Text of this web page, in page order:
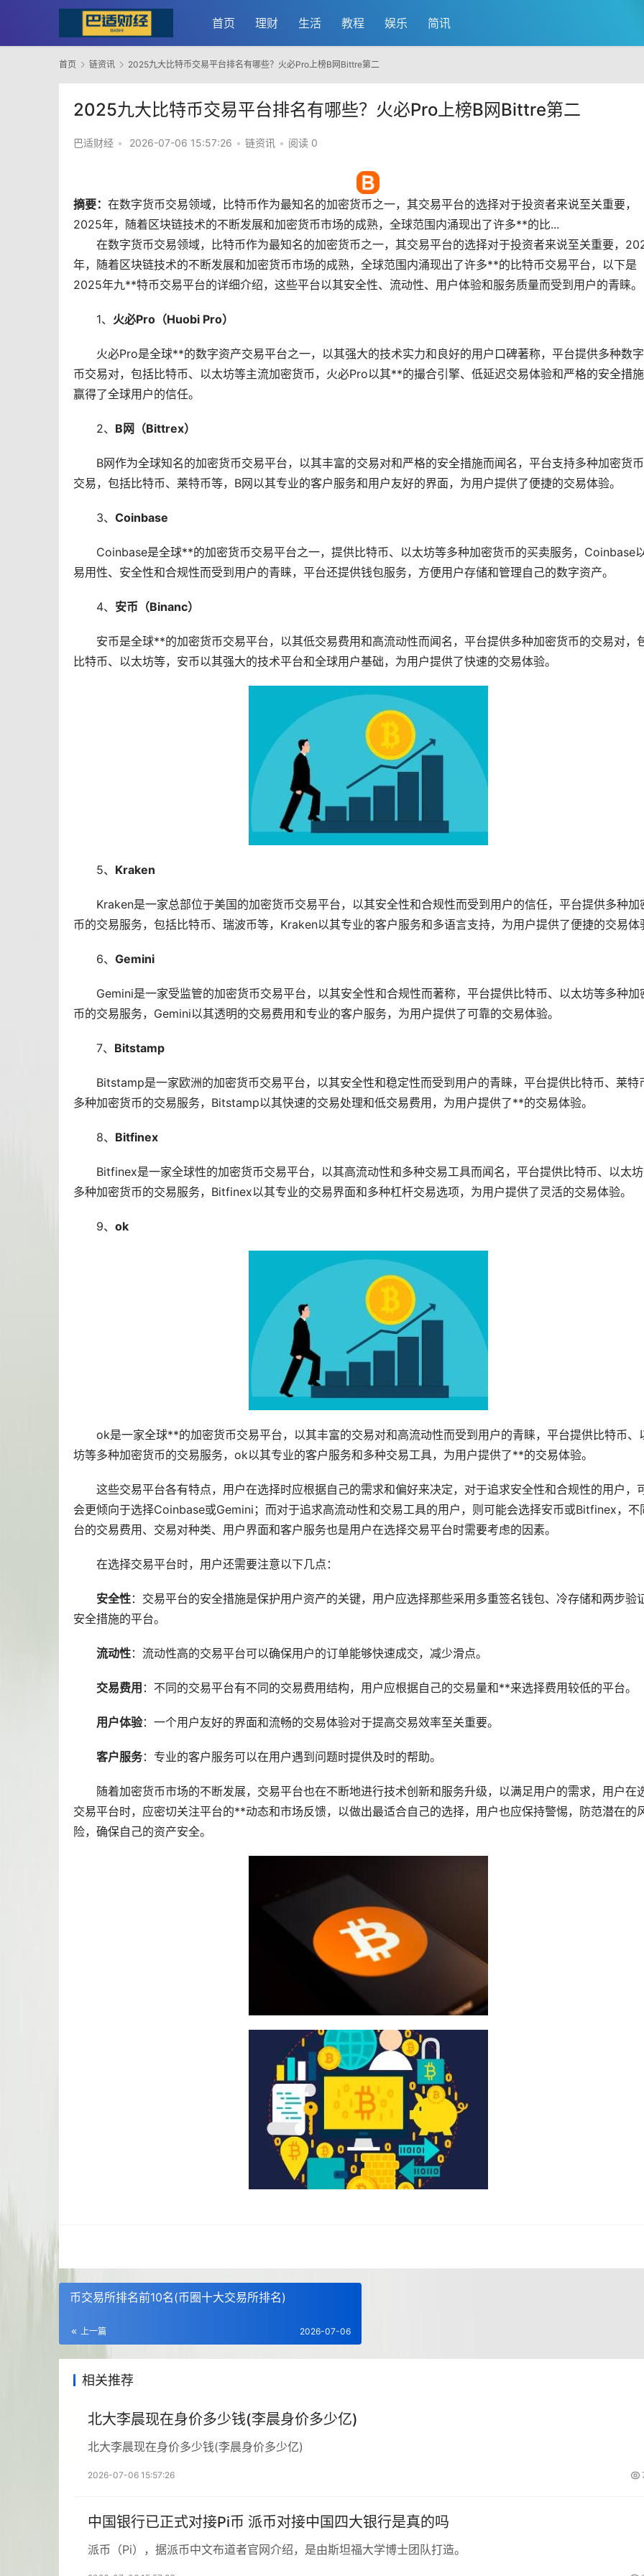
首页 理财 生活 教程 娱乐 简讯
首页 链资讯 2025九大比特币交易平台排名有哪些？火必Pro上榜B网Bittre第二
2025九大比特币交易平台排名有哪些？火必Pro上榜B网Bittre第二
巴适财经 • 2026-07-06 15:57:26 • 链资讯 • 阅读 0
摘要： 在数字货币交易领域， 比特币作为最知名的加密货币之一，其交易平台的选择对于投资者来说至关重要，
2025年，随着区块链技术的不断发展和加密货币市场的成熟，全球范围内涌现出了许多**的比...
在数字货币交易领域，比特币作为最知名的加密货币之一，其交易平台的选择对于投资者来说至关重要，
年，随着区块链技术的不断发展和加密货币市场的成熟，全球范围内涌现出了许多**的比特币交易平台，以下是
2025年九**特币交易平台的详细介绍，这些平台以其安全性、流动性、用户体验和服务质量而受到用户的青睐。
1、 火必Pro（Huobi Pro）
火必Pro是全球**的数字资产交易平台之一，以其强大的技术实力和良好的用户口碑著称，平台提供多种数
币交易对，包括比特币、 以太坊等主流加密货币，火必Pro以其**的撮合引擎、低延迟交易体验和严格的安全措
赢得了全球用户的信任。
2、 B网（Bittrex）
B网作为全球知名的加密货币交易平台，以其丰富的交易对和严格的安全措施而闻名，平台支持多种加密货
交易，包括比特币、莱特币等，B网以其专业的客户服务和用户友好的界面，为用户提供了便捷的交易体验。
3、 Coinbase
Coinbase是全球**的加密货币交易平台之一，提供比特币、以太坊等多种加密货币的买卖服务，Coinbase
易用性、安全性和合规性而受到用户的青睐，平台还提供钱包服务，方便用户存储和管理自己的数字资产。
4、 安币（Binanc）
安币是全球**的加密货币交易平台，以其低交易费用和高流动性而闻名，平台提供多种加密货币的交易对，
比特币、以太坊等，安币以其强大的技术平台和全球用户基础，为用户提供了快速的交易体验。
5、 Kraken
Kraken是一家总部位于美国的加密货币交易平台，以其安全性和合规性而受到用户的信任，平台提供多种加
币的交易服务，包括比特币、瑞波币等，Kraken以其专业的客户服务和多语言支持，为用户提供了便捷的交易体
6、 Gemini
Gemini是一家受监管的加密货币交易平台，以其安全性和合规性而著称，平台提供比特币、以太坊等多种加
币的交易服务，Gemini以其透明的交易费用和专业的客户服务，为用户提供了可靠的交易体验。
7、 Bitstamp
Bitstamp是一家欧洲的加密货币交易平台，以其安全性和稳定性而受到用户的青睐，平台提供比特币、莱特
多种加密货币的交易服务，Bitstamp以其快速的交易处理和低交易费用，为用户提供了**的交易体验。
8、 Bitfinex
Bitfinex是一家全球性的加密货币交易平台，以其高流动性和多种交易工具而闻名，平台提供比特币、以太
多种加密货币的交易服务，Bitfinex以其专业的交易界面和多种杠杆交易选项，为用户提供了灵活的交易体验。
9、 ok
ok是一家全球**的加密货币交易平台，以其丰富的交易对和高流动性而受到用户的青睐，平台提供比特币、
坊等多种加密货币的交易服务，ok以其专业的客户服务和多种交易工具，为用户提供了**的交易体验。
这些交易平台各有特点，用户在选择时应根据自己的需求和偏好来决定，对于追求安全性和合规性的用户，
会更倾向于选择Coinbase或Gemini；而对于追求高流动性和交易工具的用户，则可能会选择安币或Bitfinex，不
台的交易费用、交易对种类、用户界面和客户服务也是用户在选择交易平台时需要考虑的因素。
在选择交易平台时，用户还需要注意以下几点：
安全性：交易平台的安全措施是保护用户资产的关键，用户应选择那些采用多重签名钱包、冷存储和两步验
安全措施的平台。
流动性：流动性高的交易平台可以确保用户的订单能够快速成交，减少滑点。
交易费用 ：不同的交易平台有不同的交易费用结构，用户应根据自己的交易量和**来选择费用较低的平台。
用户体验：一个用户友好的界面和流畅的交易体验对于提高交易效率至关重要。
客户服务：专业的客户服务可以在用户遇到问题时提供及时的帮助。
随着加密货币市场的不断发展，交易平台也在不断地进行技术创新和服务升级，以满足用户的需求，用户在
交易平台时，应密切关注平台的**动态和市场反馈，以做出最适合自己的选择，用户也应保持警惕，防范潜在的
险，确保自己的资产安全。
币交易所排名前10名(币圈十大交易所排名)
上一篇 2026-07-06
相关推荐
北大李晨现在身价多少钱(李晨身价多少亿)
北大李晨现在身价多少钱(李晨身价多少亿)
2026-07-06 15:57:26
中国银行已正式对接Pi币 派币对接中国四大银行是真的吗
派币（Pi），据派币中文布道者官网介绍，是由斯坦福大学博士团队打造。